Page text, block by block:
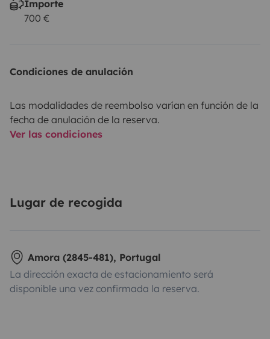
Importe
700 €
Condiciones de anulación
Las modalidades de reembolso varían en función de la
fecha de anulación de la reserva.
Ver las condiciones
Lugar de recogida
Amora (2845-481), Portugal
La dirección exacta de estacionamiento será
disponible una vez confirmada la reserva.